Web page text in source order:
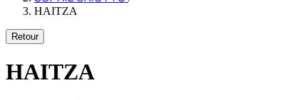
HAITZA
Retour
HAITZA